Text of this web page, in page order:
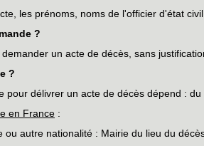
les prénoms, noms de l'officier d'état
?
un acte de décès, sans
?
pour délivrer un acte de décès dépend :
en France :
ou autre nationalité : Mairie du lieu du